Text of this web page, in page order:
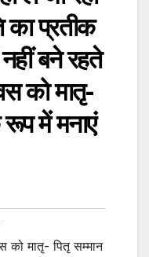
प्रतीक
बने रहते
को मातृ-
में मनाएं
को मातृ- पितृ सम्मान